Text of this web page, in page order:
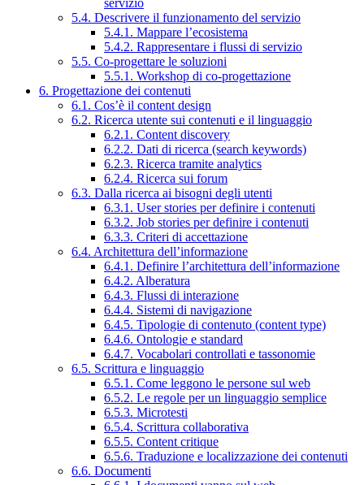
servizio
5.4. Descrivere il funzionamento del servizio
5.4.1. Mappare l’ecosistema
5.4.2. Rappresentare i flussi di servizio
5.5. Co-progettare le soluzioni
5.5.1. Workshop di co-progettazione
6. Progettazione dei contenuti
6.1. Cos’è il content design
6.2. Ricerca utente sui contenuti e il linguaggio
6.2.1. Content discovery
6.2.2. Dati di ricerca (search keywords)
6.2.3. Ricerca tramite analytics
6.2.4. Ricerca sui forum
6.3. Dalla ricerca ai bisogni degli utenti
6.3.1. User stories per definire i contenuti
6.3.2. Job stories per definire i contenuti
6.3.3. Criteri di accettazione
6.4. Architettura dell’informazione
6.4.1. Definire l’architettura dell’informazione
6.4.2. Alberatura
6.4.3. Flussi di interazione
6.4.4. Sistemi di navigazione
6.4.5. Tipologie di contenuto (content type)
6.4.6. Ontologie e standard
6.4.7. Vocabolari controllati e tassonomie
6.5. Scrittura e linguaggio
6.5.1. Come leggono le persone sul web
6.5.2. Le regole per un linguaggio semplice
6.5.3. Microtesti
6.5.4. Scrittura collaborativa
6.5.5. Content critique
6.5.6. Traduzione e localizzazione dei contenuti
6.6. Documenti